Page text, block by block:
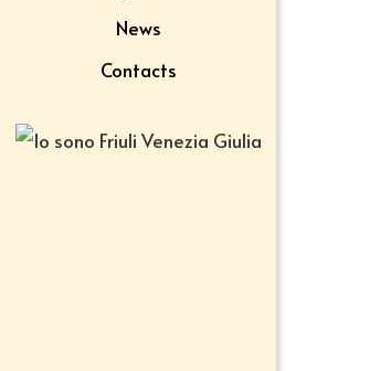
News
Contacts